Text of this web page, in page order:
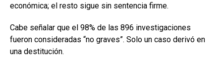
económica; el resto sigue sin sentencia firme.
Cabe señalar que el 98% de las 896 investigaciones
fueron consideradas “no graves”. Solo un caso derivó en
una destitución.